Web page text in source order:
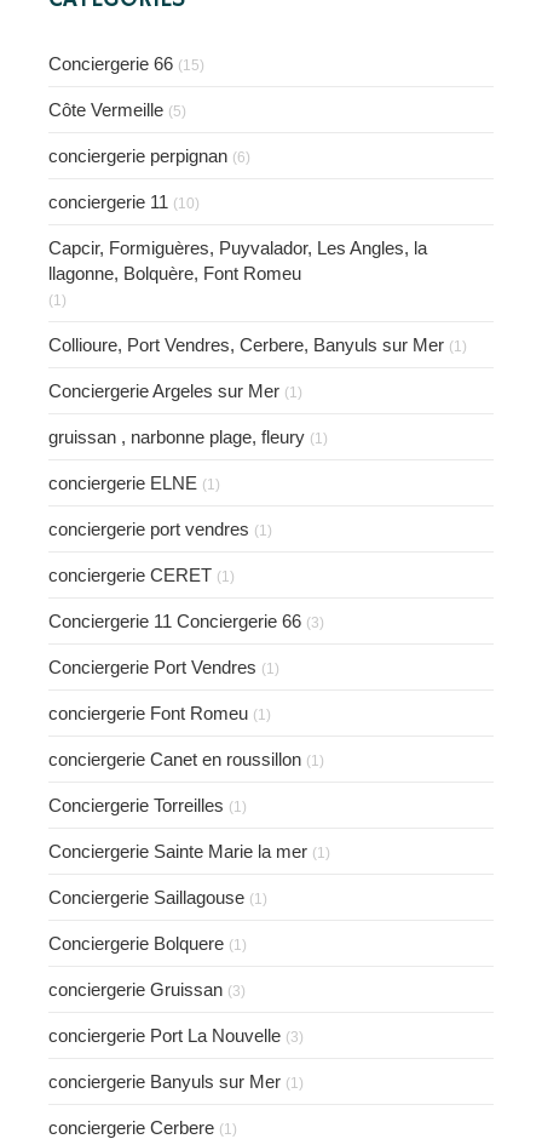
Conciergerie 66 (15)
Côte Vermeille (5)
conciergerie perpignan (6)
conciergerie 11 (10)
Capcir, Formiguères, Puyvalador, Les Angles, la
llagonne, Bolquère, Font Romeu
(1)
Collioure, Port Vendres, Cerbere, Banyuls sur Mer (1)
Conciergerie Argeles sur Mer (1)
gruissan , narbonne plage, fleury (1)
conciergerie ELNE (1)
conciergerie port vendres (1)
conciergerie CERET (1)
Conciergerie 11 Conciergerie 66 (3)
Conciergerie Port Vendres (1)
conciergerie Font Romeu (1)
conciergerie Canet en roussillon (1)
Conciergerie Torreilles (1)
Conciergerie Sainte Marie la mer (1)
Conciergerie Saillagouse (1)
Conciergerie Bolquere (1)
conciergerie Gruissan (3)
conciergerie Port La Nouvelle (3)
conciergerie Banyuls sur Mer (1)
conciergerie Cerbere (1)